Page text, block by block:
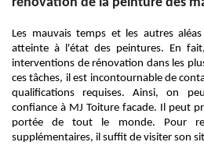
Les mauvais temps et les autres
atteinte à l'état des peintures. En
interventions de rénovation dans les
ces tâches, il est incontournable de
qualifications requises. Ainsi, on
confiance à MJ Toiture facade. Il peut
portée de tout le monde. Pour
supplémentaires, il suffit de visiter son